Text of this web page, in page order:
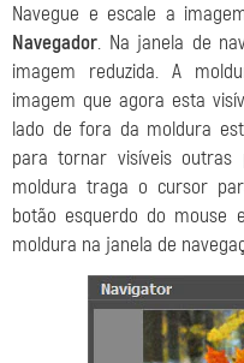
Navegue e escale a
Navegador. Na janela de
imagem reduzida. A
imagem que agora esta
lado de fora da moldura
para tornar visíveis
moldura traga o cursor
botão esquerdo do mouse
moldura na janela de